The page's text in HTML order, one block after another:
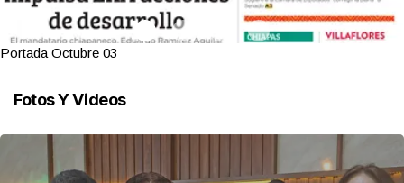
Portada Octubre 03
Fotos Y Videos